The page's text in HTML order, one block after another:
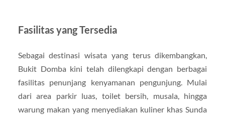
Fasilitas yang Tersedia
Sebagai destinasi wisata yang terus dikembangkan,
Bukit Domba kini telah dilengkapi dengan berbagai
fasilitas penunjang kenyamanan pengunjung. Mulai
dari area parkir luas, toilet bersih, musala, hingga
warung makan yang menyediakan kuliner khas Sunda